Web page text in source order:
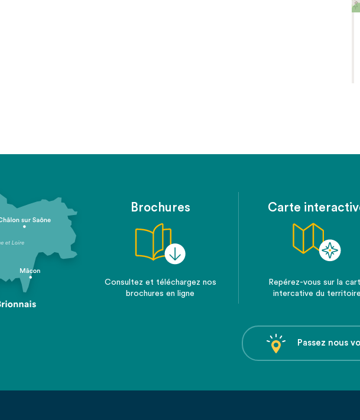
Brochures
Consultez et téléchargez nos
brochures en ligne
Carte
Repérez-vous sur la
intercative du territoire
Passez nous